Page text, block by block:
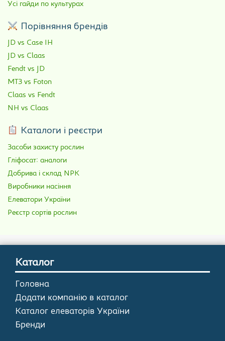
Усі гайди по культурах
Порівняння брендів
JD vs Case IH
JD vs Claas
Fendt vs JD
МТЗ vs Foton
Claas vs Fendt
NH vs Claas
Каталоги і реєстри
Засоби захисту рослин
Гліфосат: аналоги
Добрива і склад NPK
Виробники насіння
Елеватори України
Реєстр сортів рослин
Каталог
Головна
Додати компанію в каталог
Каталог елеваторів України
Бренди